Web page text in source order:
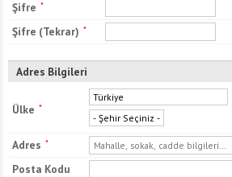
Şifre *
Şifre (Tekrar) *
Adres Bilgileri
Ülke *
Adres *
Posta Kodu